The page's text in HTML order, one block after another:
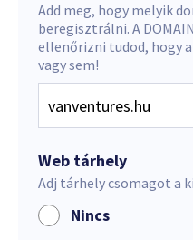
Add meg, hogy melyik
beregisztrálni. A
ellenőrizni tudod, hogy
vagy sem!
Web tárhely
Adj tárhely csomagot a
Nincs